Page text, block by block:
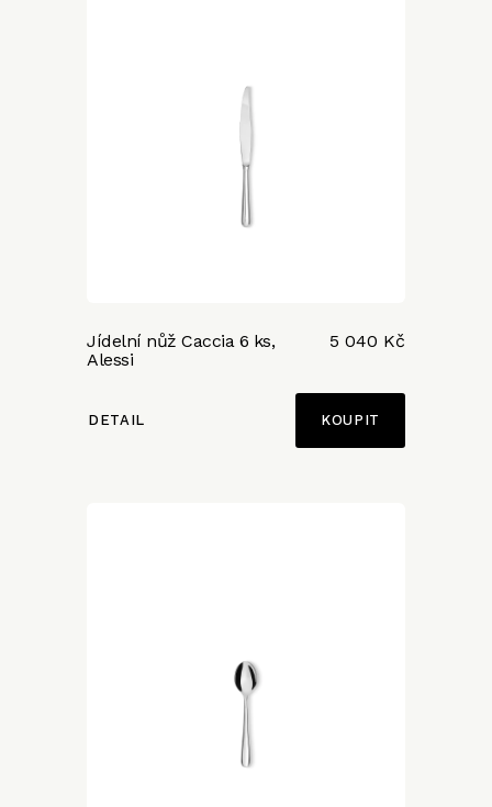
Jídelní nůž Caccia 6 ks,
Alessi
5 040 Kč
DETAIL